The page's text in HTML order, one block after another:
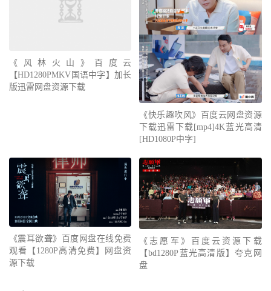
《风林火山》百度云
【HD1280PMKV国语中字】加长
版迅雷网盘资源下载
《快乐趣吹风》百度云网盘资源
下载迅雷下载[mp4]4K蓝光高清
[HD1080P中字]
《震耳欲聋》百度网盘在线免费
观看【1280P高清免费】网盘资
源下载
《志愿军》百度云资源下载
【bd1280P蓝光高清版】夸克网
盘